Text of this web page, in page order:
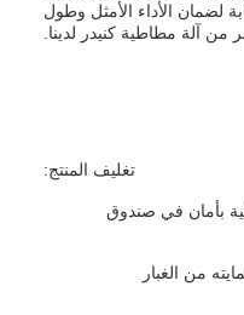
لضمان الأداء الأمثل وطول
من آلة مطاطية كنيدر لدينا.
تغليف المنتج:
بأمان في صندوق
من الغبار